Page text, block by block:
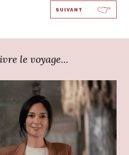
SUIVANT
le voyage...